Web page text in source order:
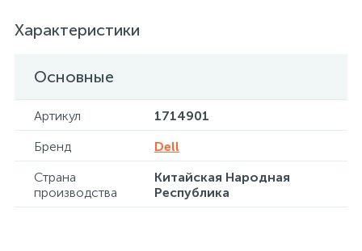
Характеристики
Основные
Артикул
1714901
Бренд
Dell
Страна
производства
Китайская Народная
Республика
Пюпитры
Сейфы автомобильные
Сейфы взломостойкие